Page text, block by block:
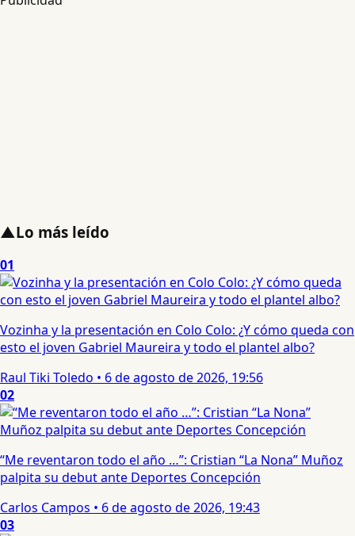
▲Lo más leído
01
Vozinha y la presentación en Colo Colo: ¿Y cómo queda con
esto el joven Gabriel Maureira y todo el plantel albo?
Raul Tiki Toledo • 6 de agosto de 2026, 19:56
02
“Me reventaron todo el año …”: Cristian “La Nona” Muñoz
palpita su debut ante Deportes Concepción
Carlos Campos • 6 de agosto de 2026, 19:43
03